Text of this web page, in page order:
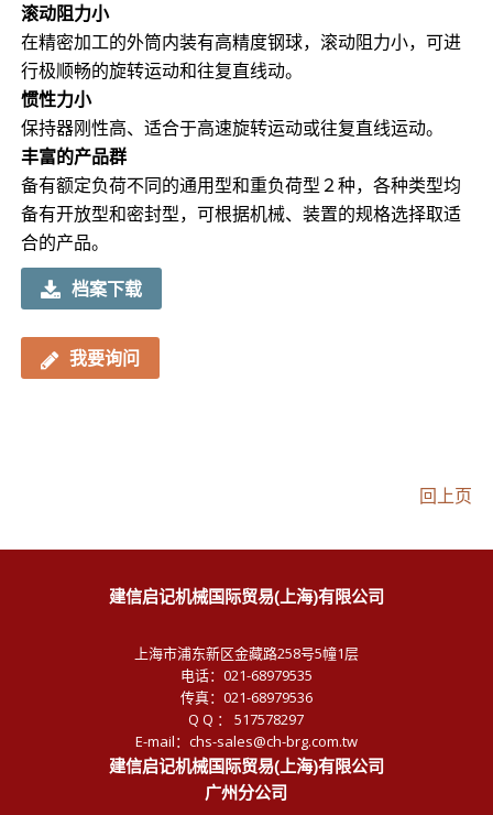
滚动阻力小
在精密加工的外筒内装有高精度钢球，滚动阻力小，可进
行极顺畅的旋转运动和往复直线动。
惯性力小
保持器刚性高、适合于高速旋转运动或往复直线运动。
丰富的产品群
备有额定负荷不同的通用型和重负荷型２种，各种类型均
备有开放型和密封型，可根据机械、装置的规格选择取适
合的产品。
档案下载
我要询问
回上页
建信启记机械国际贸易(上海)有限公司
上海市浦东新区金藏路258号5幢1层
电话：021-68979535
传真：021-68979536
Q Q ： 517578297
E-mail：chs-sales@ch-brg.com.tw
建信启记机械国际贸易(上海)有限公司
广州分公司